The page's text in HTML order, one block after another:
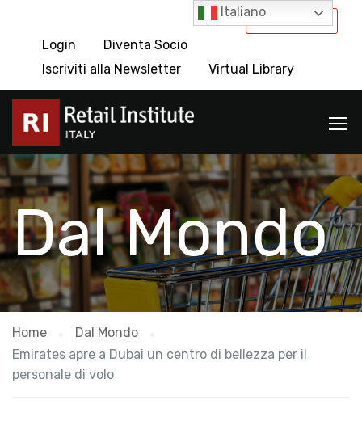
International
Login
Diventa Socio
Iscriviti alla Newsletter
Virtual Library
Dal Mondo
Home
Dal Mondo
Emirates apre a Dubai un centro di bellezza per il
personale di volo
Italiano